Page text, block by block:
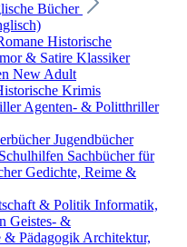
Bücher
Historische
& Satire Klassiker
New Adult
Krimis
Agenten- & Politthriller
Jugendbücher
Sachbücher für
Gedichte, Reime &
& Politik Informatik,
Geistes- &
& Pädagogik Architektur,